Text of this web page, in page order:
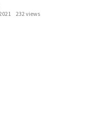
232 views